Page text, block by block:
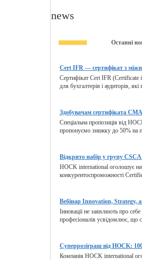
news
Останні
Cert IFR — сертифікат з
Сертифікат Cert IFR
для бухгалтерів і аудиторів,
Здобувачам сертифіката
Спеціальна пропозиція від
пропонуємо знижку до 50% на
Відкрито набір у групу
HOCK international оголошує
конкурентоспроможності
Вебінар Innovation, Strategy,
Інновації не заявляють про
професіоналів усвідомлює, що
Суперрозіграш від HOCK:
Компанія HOCK international